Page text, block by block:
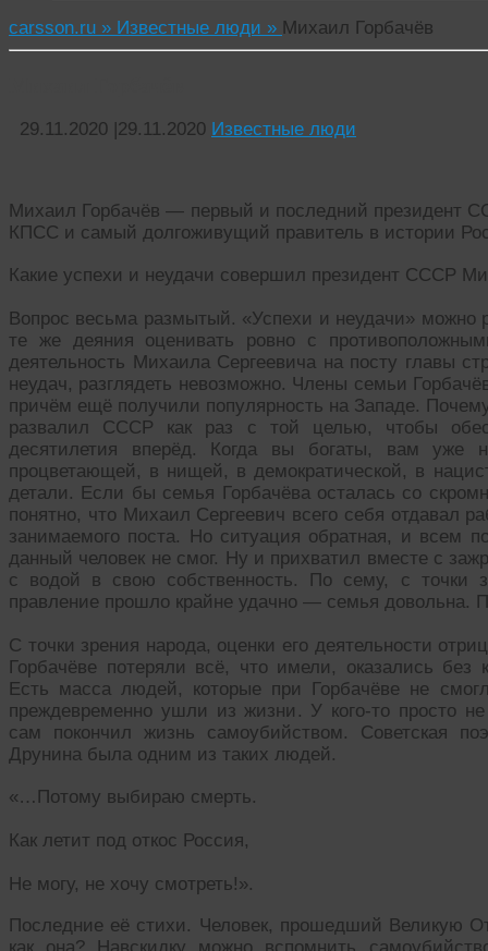
carsson.ru » Известные люди » Михаил Горбачёв
29.11.2020 |29.11.2020 Известные люди
Михаил Горбачёв — первый и последний президент
КПСС и самый долгоживущий правитель в истории
Какие успехи и неудачи совершил президент СССР
Вопрос весьма размытый. «Успехи и неудачи» можно
те же деяния оценивать ровно с
деятельность Михаила Сергеевича на посту главы
неудач, разглядеть невозможно. Члены семьи
причём ещё получили популярность на Западе.
развалил СССР как раз с той целью, чтобы
десятилетия вперёд. Когда вы богаты, вам
процветающей, в нищей, в демократической, в
детали. Если бы семья Горбачёва осталась со
понятно, что Михаил Сергеевич всего себя отдавал
занимаемого поста. Но ситуация обратная, и всем
данный человек не смог. Ну и прихватил вместе с
с водой в свою собственность. По сему, с точки
правление прошло крайне удачно — семья довольна.
С точки зрения народа, оценки его деятельности
Горбачёве потеряли всё, что имели, оказались
Есть масса людей, которые при Горбачёве не
преждевременно ушли из жизни. У кого-то просто
сам покончил жизнь самоубийством. Советская
Друнина была одним из таких людей.
«…Потому выбираю смерть.
Как летит под откос Россия,
Не могу, не хочу смотреть!».
Последние её стихи. Человек, прошедший Великую